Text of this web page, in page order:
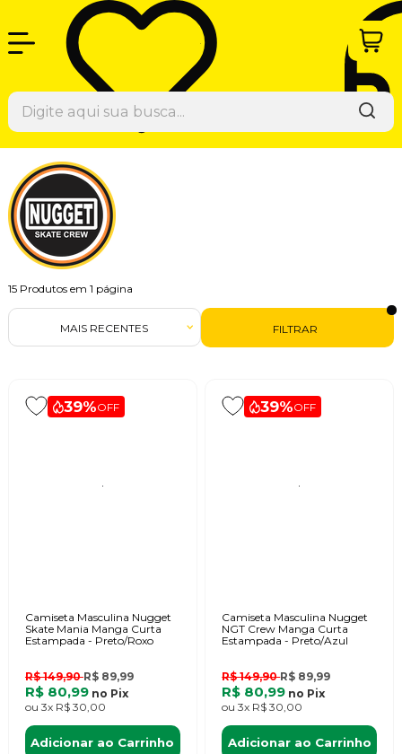
15 Produtos em 1 página
FILTRAR
MAIS RECENTES
39%OFF
Camiseta Masculina Nugget
Skate Mania Manga Curta
Estampada - Preto/Roxo
R$ 149,90R$ 89,99
R$ 80,99 no Pix
ou 3x R$ 30,00
Adicionar ao Carrinho
39%OFF
Camiseta Masculina Nugget
NGT Crew Manga Curta
Estampada - Preto/Azul
R$ 149,90R$ 89,99
R$ 80,99 no Pix
ou 3x R$ 30,00
Adicionar ao Carrinho